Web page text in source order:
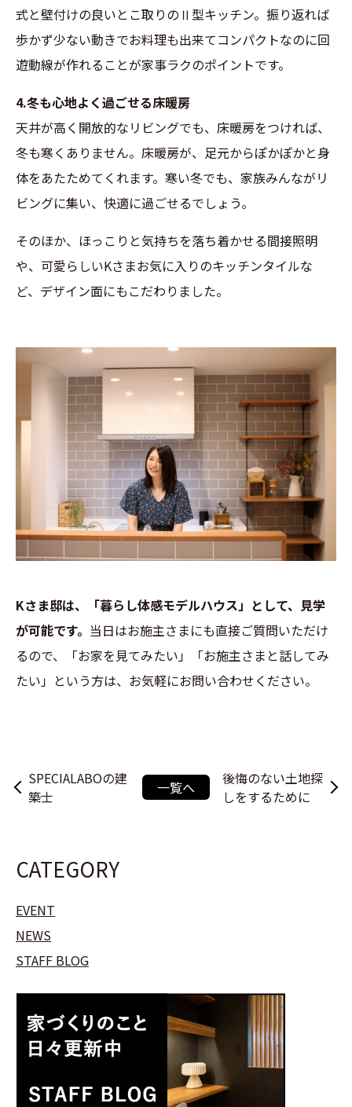
式と壁付けの良いとこ取りのⅡ型キッチン。振り返れば
歩かず少ない動きでお料理も出来てコンパクトなのに回
遊動線が作れることが家事ラクのポイントです。
4.冬も心地よく過ごせる床暖房
天井が高く開放的なリビングでも、床暖房をつければ、
冬も寒くありません。床暖房が、足元からぽかぽかと身
体をあたためてくれます。寒い冬でも、家族みんながリ
ビングに集い、快適に過ごせるでしょう。
そのほか、ほっこりと気持ちを落ち着かせる間接照明
や、可愛らしいKさまお気に入りのキッチンタイルな
ど、デザイン面にもこだわりました。
Kさま邸は、「暮らし体感モデルハウス」として、見学
が可能です。 当日はお施主さまにも直接ご質問いただけ
るので、「お家を見てみたい」「お施主さまと話してみ
たい」という方は、お気軽にお問い合わせください。
SPECIALABOの建
築士
一覧へ
後悔のない土地探
しをするために
CATEGORY
EVENT
NEWS
STAFF BLOG